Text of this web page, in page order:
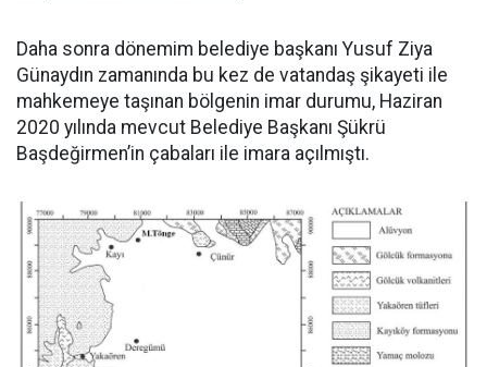
Daha sonra dönemim belediye başkanı Yusuf Ziya
Günaydın zamanında bu kez de vatandaş şikayeti ile
mahkemeye taşınan bölgenin imar durumu, Haziran
2020 yılında mevcut Belediye Başkanı Şükrü
Başdeğirmen’in çabaları ile imara açılmıştı.